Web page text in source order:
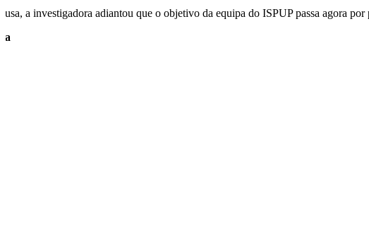
a investigadora adiantou que o objetivo da equipa do ISPUP passa agora